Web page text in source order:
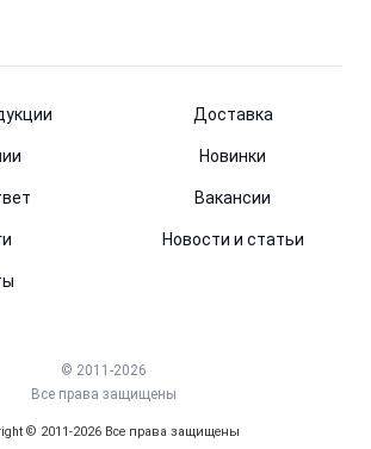
Доставка
Новинки
Вакансии
Новости и статьи
© 2011-2026
Все права защищены
© 2011-2026 Все права защищены